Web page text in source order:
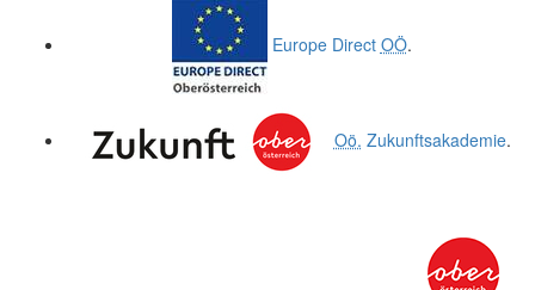
Europe Direct OÖ.
Oö. Zukunftsakademie.